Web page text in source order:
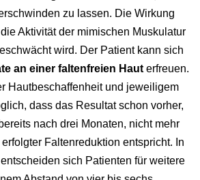
zu lassen. Die Wirkung
Aktivität der mimischen Muskulatur
wird. Der Patient kann sich
an einer faltenfreien Haut erfreuen.
Hautbeschaffenheit und jeweiligem
dass das Resultat schon vorher,
nach drei Monaten, nicht mehr
Faltenreduktion entspricht. In
sich Patienten für weitere